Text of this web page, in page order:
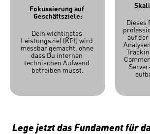
Fokussierung auf
Geschäftsziele:
Dein wichtigstes
Leistungsziel (KPI) wird
messbar gemacht, ohne
dass Du internen
technischen Aufwand
betreiben musst.
Dieses
auf
Lege jetzt das Fundament für